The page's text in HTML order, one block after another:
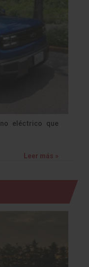
eléctrico que
Leer más »